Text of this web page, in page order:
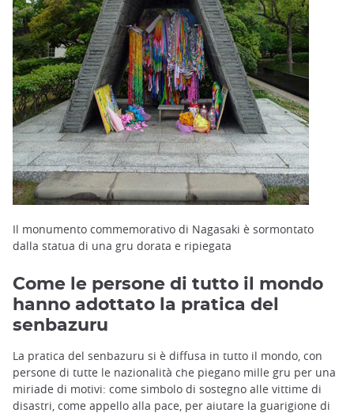
Il monumento commemorativo di Nagasaki è sormontato
dalla statua di una gru dorata e ripiegata
Come le persone di tutto il mondo
hanno adottato la pratica del
senbazuru
La pratica del senbazuru si è diffusa in tutto il mondo, con
persone di tutte le nazionalità che piegano mille gru per una
miriade di motivi: come simbolo di sostegno alle vittime di
disastri, come appello alla pace, per aiutare la guarigione di